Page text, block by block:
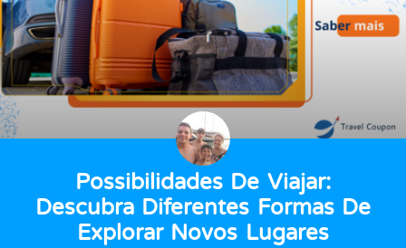
Possibilidades De Viajar:
Descubra Diferentes Formas De
Explorar Novos Lugares